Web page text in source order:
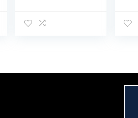
mAh, 1,8 ml,